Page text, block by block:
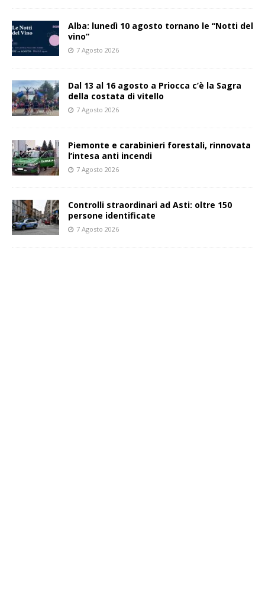
Alba: lunedì 10 agosto tornano le “Notti del
vino”
7 Agosto 2026
Dal 13 al 16 agosto a Priocca c’è la Sagra
della costata di vitello
7 Agosto 2026
Piemonte e carabinieri forestali, rinnovata
l’intesa anti incendi
7 Agosto 2026
Controlli straordinari ad Asti: oltre 150
persone identificate
7 Agosto 2026